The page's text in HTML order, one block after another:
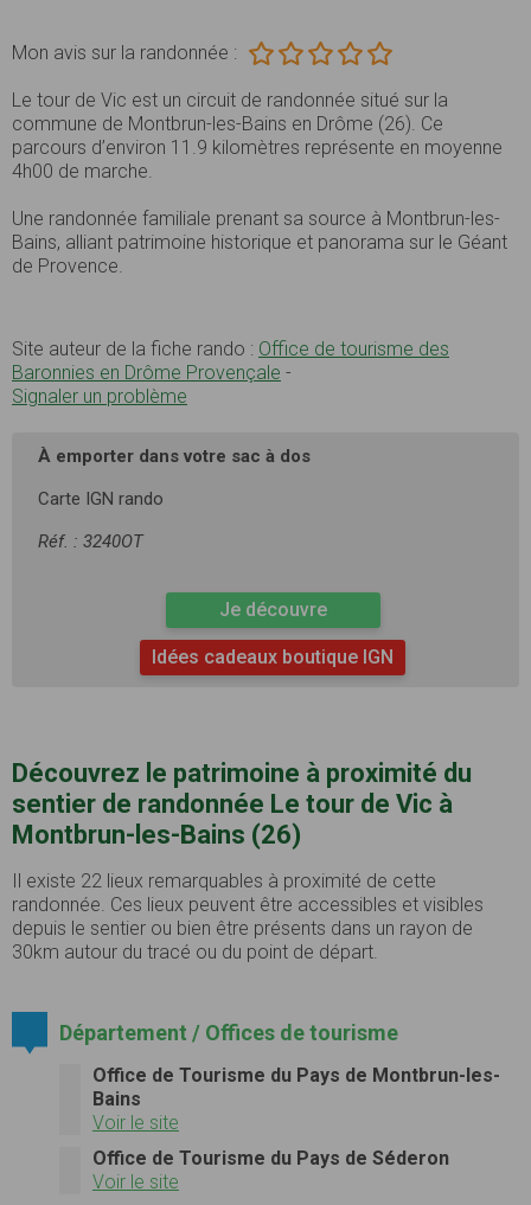
Mon avis sur la randonnée :
Le tour de Vic est un circuit de randonnée situé sur la
commune de Montbrun-les-Bains en Drôme (26). Ce
parcours d’environ 11.9 kilomètres représente en moyenne
4h00 de marche.
Une randonnée familiale prenant sa source à Montbrun-les-
Bains, alliant patrimoine historique et panorama sur le Géant
de Provence.
Site auteur de la fiche rando : Office de tourisme des
Baronnies en Drôme Provençale -
Signaler un problème
À emporter dans votre sac à dos
Carte IGN rando
Réf. : 3240OT
Je découvre
Idées cadeaux boutique IGN
Découvrez le patrimoine à proximité du
sentier de randonnée Le tour de Vic à
Montbrun-les-Bains (26)
Il existe 22 lieux remarquables à proximité de cette
randonnée. Ces lieux peuvent être accessibles et visibles
depuis le sentier ou bien être présents dans un rayon de
30km autour du tracé ou du point de départ.
Département / Offices de tourisme
Office de Tourisme du Pays de Montbrun-les-
Bains
Voir le site
Office de Tourisme du Pays de Séderon
Voir le site